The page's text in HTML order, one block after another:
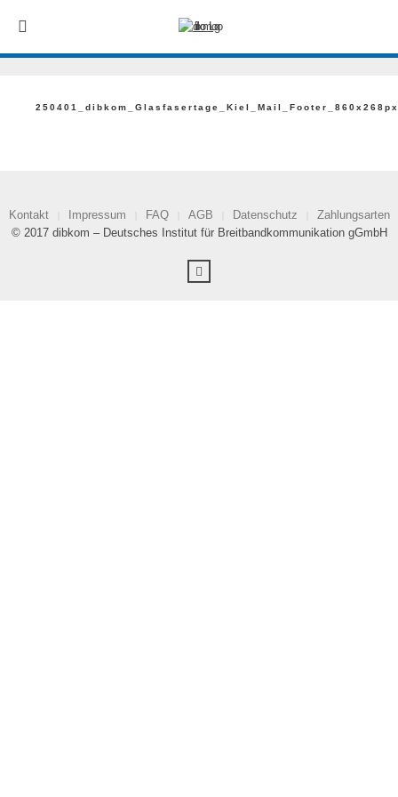
Kontakt Impressum FAQ AGB Datenschutz
Zahlungsarten
© 2017 dibkom – Deutsches Institut für Breitbandkommunikation gGmbH